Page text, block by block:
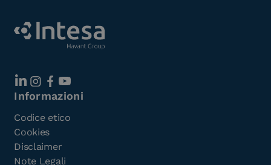
Informazioni
Codice etico
Cookies
Disclaimer
Note Legali